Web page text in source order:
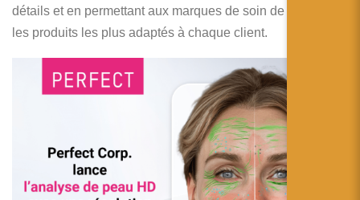
日本語
détails et en permettant aux marques de soin de proposer
les produits les plus adaptés à chaque client.